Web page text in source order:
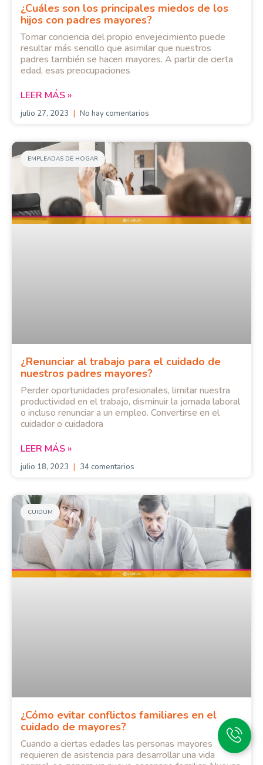
¿Cuáles son los principales miedos de los
hijos con padres mayores?
Tomar conciencia del propio envejecimiento puede
resultar más sencillo que asimilar que nuestros
padres también se hacen mayores. A partir de cierta
edad, esas preocupaciones
LEER MÁS »
julio 27, 2023 No hay comentarios
EMPLEADAS DE HOGAR
¿Renunciar al trabajo para el cuidado de
nuestros padres mayores?
Perder oportunidades profesionales, limitar nuestra
productividad en el trabajo, disminuir la jornada laboral
o incluso renunciar a un empleo. Convertirse en el
cuidador o cuidadora
LEER MÁS »
julio 18, 2023 34 comentarios
CUIDUM
¿Cómo evitar conflictos familiares en el
cuidado de mayores?
Cuando a ciertas edades las personas mayores
requieren de asistencia para desarrollar una vida